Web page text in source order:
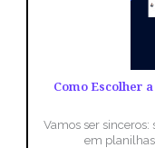
Como Escolher
Vamos ser
em planilhas